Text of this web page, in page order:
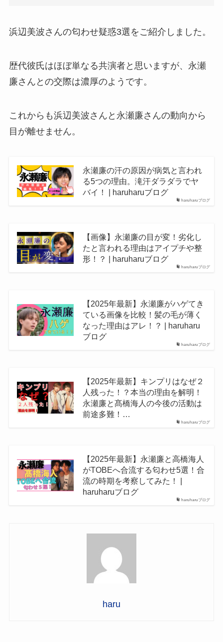
浜辺美波さんの匂わせ疑惑3選をご紹介しました。
歴代彼氏はほぼ単なる共演者と思いますが、永瀬
廉さんとの交際は濃厚のようです。
これからも浜辺美波さんと永瀬廉さんの動向から
目が離せません。
haruharuブログ
永瀬廉の汗の原因が病気と言われ
る5つの理由。滝汗ダラダラでヤ
バイ！ | haruharuブログ
haruharuブログ
【画像】永瀬廉の目が変！劣化し
たと言われる理由はアイプチや整
形！？ | haruharuブログ
haruharuブログ
【2025年最新】永瀬廉がハゲてき
ている画像を比較！髪の毛が薄く
なった理由はアレ！？ | haruharu
ブログ
haruharuブログ
【2025年最新】キンプリはなぜ２
人残った！？本当の理由を解明！
永瀬廉と髙橋海人の今後の活動は
前途多難！…
haruharuブログ
【2025年最新】永瀬廉と高橋海人
がTOBEへ合流する匂わせ5選！合
流の時期を考察してみた！ |
haruharuブログ
haru